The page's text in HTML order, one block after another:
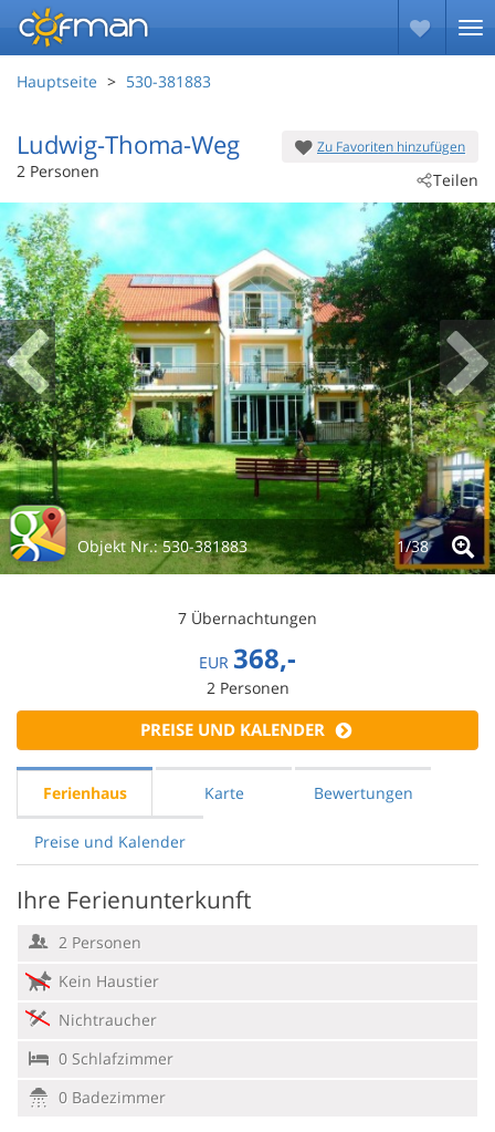
Hauptseite 530-381883
Zu Favoriten hinzufügen
Teilen
Ludwig-Thoma-Weg
- 94072
2 Personen
Objekt Nr.:530-381883 1/38
7 Übernachtungen
EUR 368,-
2 Personen
PREISE UND KALENDER
Ferienhaus Karte Bewertungen
Preise und Kalender
Ihre Ferienunterkunft
2 Personen
Kein Haustier
Nichtraucher
0 Schlafzimmer
0 Badezimmer